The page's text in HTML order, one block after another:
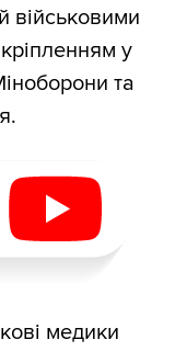
військовими
у
та
медики